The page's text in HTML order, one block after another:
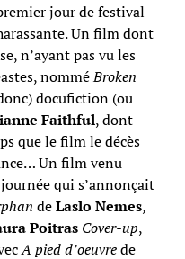
jour de festival
Un film dont
n’ayant pas vu les
nomméBroken
docufiction (ou
Faithful, dont
que le film le décès
Un film venu
qui s’annonçait
deLaslo Nemes,
Poitras Cover-up,
A pied d’oeuvrede